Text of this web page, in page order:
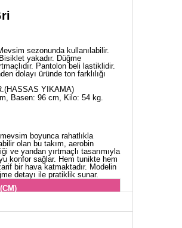
sezonunda kullanılabilir.
yakadır. Düğme
Pantolon beli lastiklidir.
dolayı üründe ton farklılığı
YIKAMA)
Basen: 96 cm, Kilo: 54 kg.
boyunca rahatlıkla
olan bu takım, aerobin
ve yandan yırtmaçlı tasarımıyla
konfor sağlar. Hem tunikte hem
bir hava katmaktadır. Modelin
detayı ile pratiklik sunar.